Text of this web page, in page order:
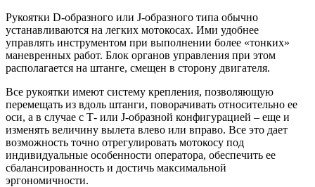
Рукоятки D-образного или J-образного типа обычно
устанавливаются на легких мотокосах. Ими удобнее
управлять инструментом при выполнении более «тонких»
маневренных работ. Блок органов управления при этом
располагается на штанге, смещен в сторону двигателя.
Все рукоятки имеют систему крепления, позволяющую
перемещать из вдоль штанги, поворачивать относительно ее
оси, а в случае с Т- или J-образной конфигурацией – еще и
изменять величину вылета влево или вправо. Все это дает
возможность точно отрегулировать мотокосу под
индивидуальные особенности оператора, обеспечить ее
сбалансированность и достичь максимальной
эргономичности.